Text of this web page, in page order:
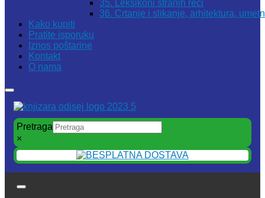
35. Leksikoni stranih reči
36. Crtanje i slikanje, arhitektura,
Kako kupiti
Pratite isporuku
Iznos poštarine
Kontakt
O nama
Pretraga
×